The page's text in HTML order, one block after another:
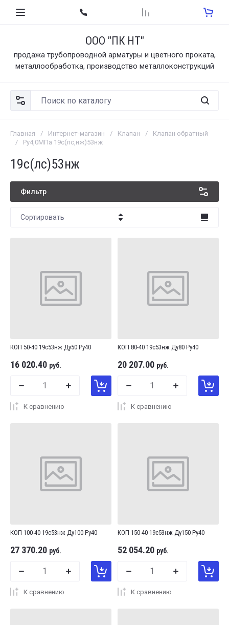
ООО "ПК НТ"
продажа трубопроводной арматуры и цветного проката,
металлообработка, производство металлоконструкций
Главная / Интернет-магазин / Клапан /
Клапан обратный
/
Ру4,0МПа 19с(лс,нж)53нж
19с(лс)53нж
Фильтр
Сортировать
Название - Я-А
Название - А-Я
КОП 50-40 19с53нж Ду50 Ру40
16 020.40 руб.
К сравнению
КОП 80-40 19с53нж Ду80 Ру40
20 207.00 руб.
К сравнению
КОП 100-40 19с53нж Ду100 Ру40
27 370.20 руб.
К сравнению
КОП 150-40 19с53нж Ду150 Ру40
52 054.20 руб.
К сравнению